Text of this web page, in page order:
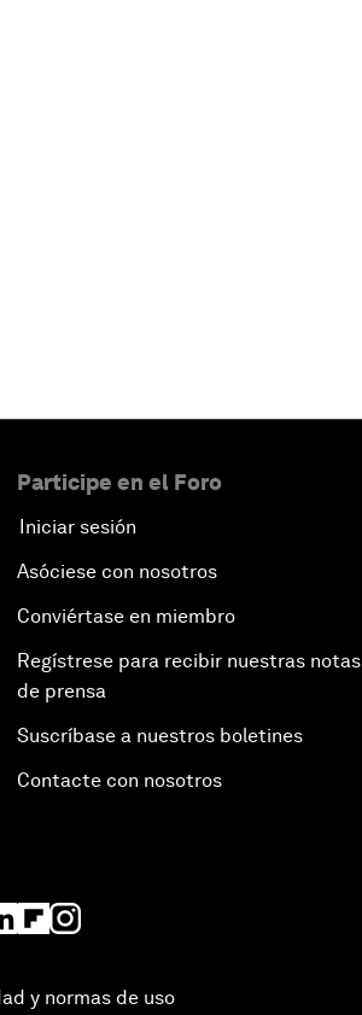
Participe en el Foro
Iniciar sesión
Asóciese con nosotros
Conviértase en miembro
Regístrese para recibir nuestras notas
de prensa
Suscríbase a nuestros boletines
Contacte con nosotros
y normas de uso